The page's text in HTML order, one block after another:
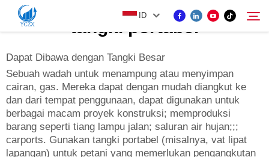
ID
PRODUK
TENTANG KAMI
BERITA
Cari
tangki portabel
Dapat Dibawa dengan Tangki Besar
Sebuah wadah untuk menampung atau menyimpan
cairan, gas. Mereka dapat dengan mudah diangkut ke
dan dari tempat penggunaan, dapat digunakan untuk
berbagai macam proyek konstruksi; memproduksi
barang seperti tiang lampu jalan; saluran air hujan;;;
carports. Gunakan tangki portabel (misalnya, vat lipat
lapangan) untuk petani yang memerlukan pengangkutan